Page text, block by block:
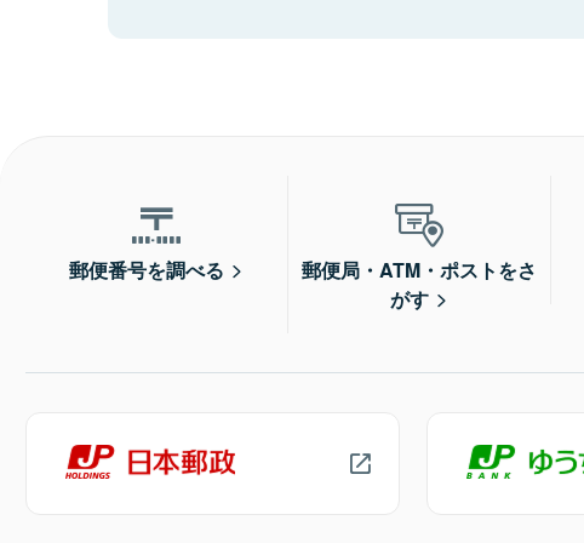
郵便番号を調べる
郵便局・ATM・ポストをさ
がす